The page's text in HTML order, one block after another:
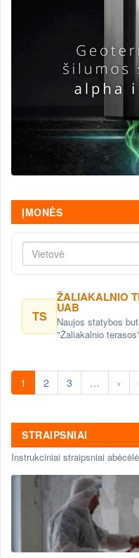
ĮMONĖS
Vietovė
TS
ŽALIAKALNIO
UAB
Naujos statybos
"Žaliakalnio terasos"
1 2 3 … ›
STRAIPSNIAI
Instrukciniai straipsniai